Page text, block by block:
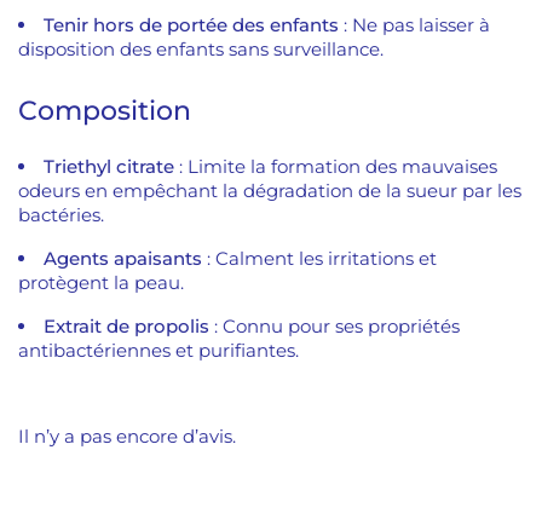
Tenir hors de portée des enfants : Ne pas laisser à
disposition des enfants sans surveillance.
Composition
Triethyl citrate : Limite la formation des mauvaises
odeurs en empêchant la dégradation de la sueur par les
bactéries.
Agents apaisants : Calment les irritations et
protègent la peau.
Extrait de propolis : Connu pour ses propriétés
antibactériennes et purifiantes.
Il n’y a pas encore d’avis.